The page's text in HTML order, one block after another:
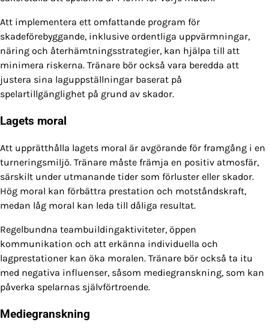
Att implementera ett omfattande program för
skadeförebyggande, inklusive ordentliga uppvärmningar,
näring och återhämtningsstrategier, kan hjälpa till att
minimera riskerna. Tränare bör också vara beredda att
justera sina laguppställningar baserat på
spelartillgänglighet på grund av skador.
Lagets moral
Att upprätthålla lagets moral är avgörande för framgång i en
turneringsmiljö. Tränare måste främja en positiv atmosfär,
särskilt under utmanande tider som förluster eller skador.
Hög moral kan förbättra prestation och motståndskraft,
medan låg moral kan leda till dåliga resultat.
Regelbundna teambuildingaktiviteter, öppen
kommunikation och att erkänna individuella och
lagprestationer kan öka moralen. Tränare bör också ta itu
med negativa influenser, såsom mediegranskning, som kan
påverka spelarnas självförtroende.
Mediegranskning